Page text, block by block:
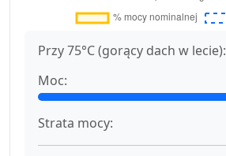
Przy 75°C (gorący dach w lecie):
Moc:
Strata mocy: